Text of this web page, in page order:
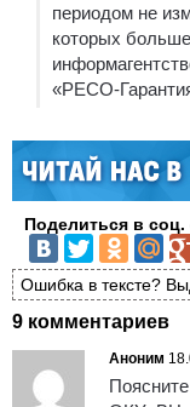
периодом не
которых
«РЕСО-
Поделиться в соц.
Ошибка в тексте?
9 комментариев
Аноним